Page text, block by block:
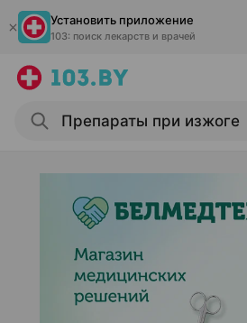
Установить приложение
103: поиск лекарств и врачей